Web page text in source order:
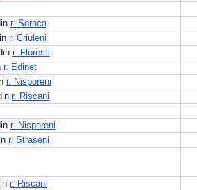
r. Soroca
r. Criuleni
r. Floresti
r. Edinet
r. Nisporeni
r. Riscani
r. Nisporeni
r. Straseni
r. Riscani